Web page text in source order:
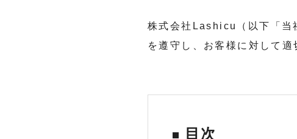
株式会社Lashicu（以下「当
を遵守し、お客様に対して
目次